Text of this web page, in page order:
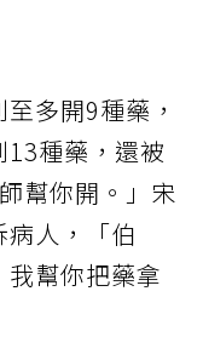
多開9種藥，
種藥，還被
幫你開。」宋
人，「伯
幫你把藥拿